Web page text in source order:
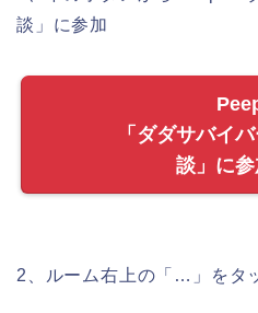
談」に参加
「ダダサバイ
談」に
2、ルーム右上の「…」をタ